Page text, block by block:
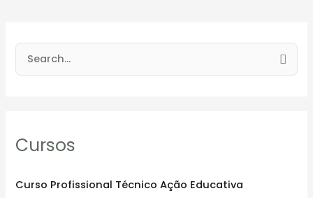
c
f
Cursos
Curso Profissional Técnico Ação Educativa